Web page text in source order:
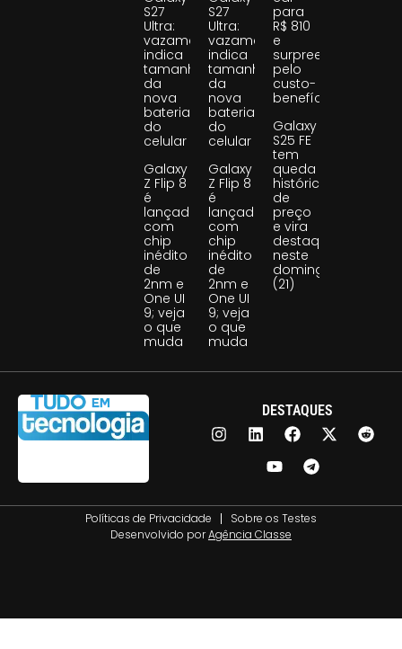
S27
Ultra:
vazamento
indica
tamanho
da
nova
bateria
do
celular
Galaxy
Z Flip 8
é
lançado
com
chip
inédito
de
2nm e
One UI
9; veja
o que
muda
S27
Ultra:
vazamento
indica
tamanho
da
nova
bateria
do
celular
Galaxy
Z Flip 8
é
lançado
com
chip
inédito
de
2nm e
One UI
9; veja
o que
muda
para
R$ 810
e
surpreende
pelo
custo-
benefício
Galaxy
S25 FE
tem
queda
histórica
de
preço
e vira
destaque
neste
domingo
(21)
DESTAQUES
Políticas de Privacidade
Sobre os Testes
Desenvolvido porAgência Classe